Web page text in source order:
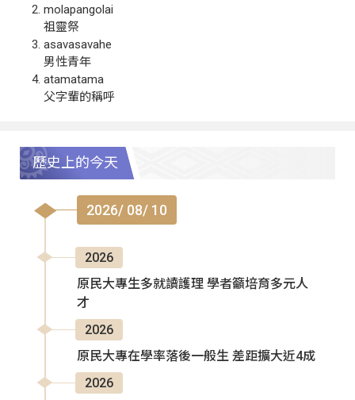
molapangolai
祖靈祭
asavasavahe
男性青年
atamatama
父字輩的稱呼
歷史上的今天
2026/ 08/ 10
2026
原民大專生多就讀護理 學者籲培育多元人
才
2026
原民大專在學率落後一般生 差距擴大近4成
2026